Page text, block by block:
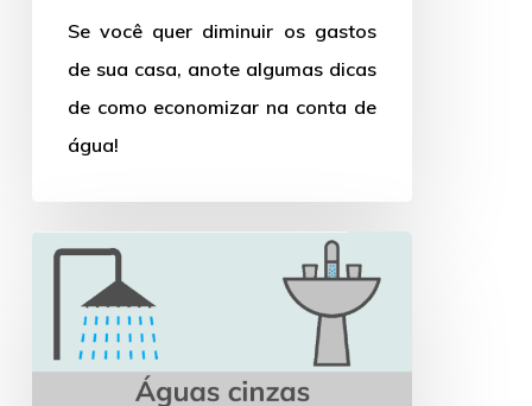
Se você quer diminuir os gastos
de sua casa, anote algumas dicas
de como economizar na conta de
água!
Água
dia